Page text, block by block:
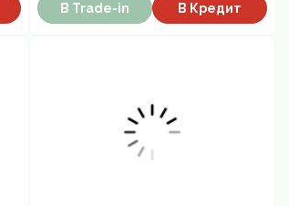
В Trade-in В Кредит